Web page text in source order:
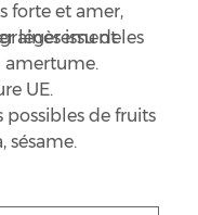
forte et amer,
légèrement les
amertume.
issu de
UE.
possibles de fruits
sésame.